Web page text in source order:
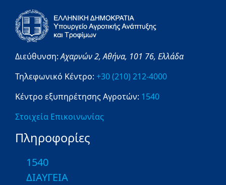
Διεύθυνση:Αχαρνών 2,Αθήνα, 101 76, Ελλάδα
Τηλεφωνικό Κέντρο: +30 (210) 212-4000
Κέντρο εξυπηρέτησης Αγροτών: 1540
Στοιχεία Επικοινωνίας
Πληροφορίες
1540
ΔΙΑΥΓΕΙΑ